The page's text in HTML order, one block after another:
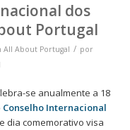
dos
Portugal
All About Portugal / por
se anualmente a 18
Conselho Internacional
dia comemorativo visa